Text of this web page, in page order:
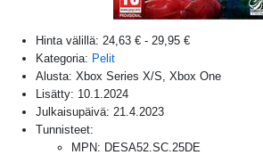
Hinta välillä: 24,63 € - 29,95 €
Kategoria: Pelit
Alusta: Xbox Series X/S, Xbox One
Lisätty: 10.1.2024
Julkaisupäivä: 21.4.2023
Tunnisteet:
MPN: DESA52.SC.25DE